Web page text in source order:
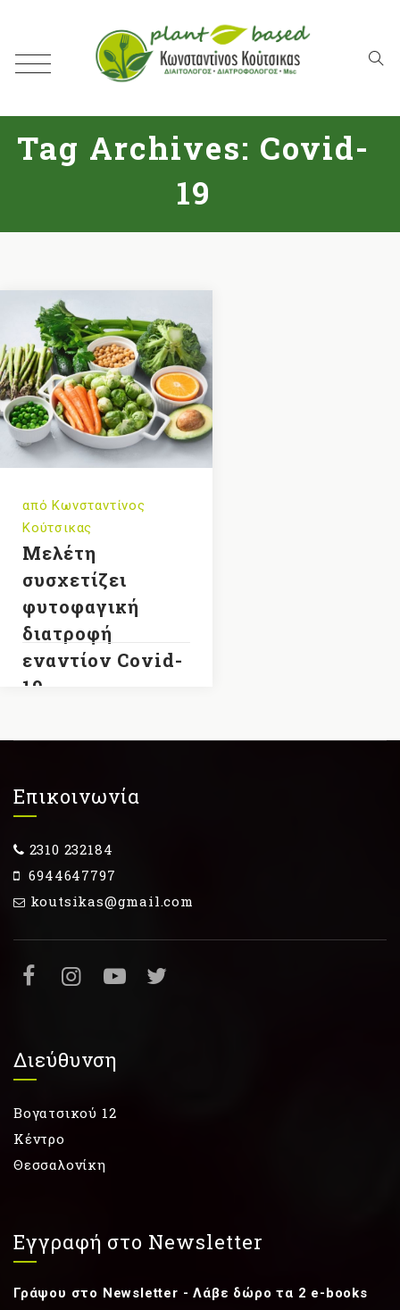
Tag Archives: Covid-
19
απόΚωνσταντίνος
Κούτσικας
Μελέτη
συσχετίζει
φυτοφαγική
διατροφή
εναντίον Covid-
19
Επικοινωνία
2310 232184
6944647797
koutsikas@gmail.com
Διεύθυνση
Βογατσικού 12
Κέντρο
Θεσσαλονίκη
Εγγραφή στο Newsletter
Γράψου στο Newsletter - Λάβε δώρο τα 2 e-books